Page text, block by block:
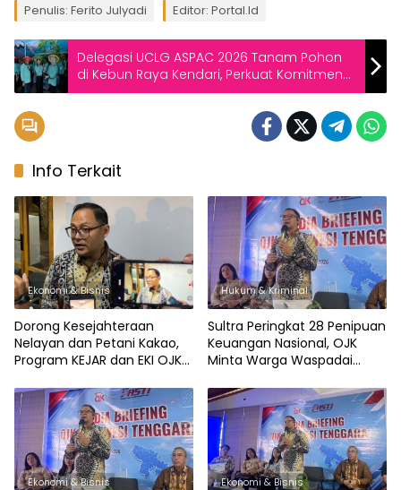
Penulis: Ferito Julyadi Editor: Portal.id
Delegasi UCLG ASPAC 2026 Tanam Pohon
di Kebun Raya Kendari, Perkuat Komitmen
Kota Hijau Asia Pasifik
Info Terkait
Ekonomi & Bisnis
Dorong Kesejahteraan
Nelayan dan Petani Kakao,
Program KEJAR dan EKI OJK
Hukum & Kriminal
Sultra Peringkat 28 Penipuan
Keuangan Nasional, OJK
Minta Warga Waspadai
Online
Ekonomi & Bisnis Ekonomi & Bisnis